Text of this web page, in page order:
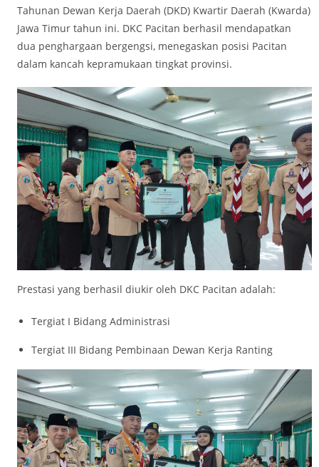
Tahunan Dewan Kerja Daerah (DKD) Kwartir Daerah (Kwarda)
Jawa Timur tahun ini. DKC Pacitan berhasil mendapatkan
dua penghargaan bergengsi, menegaskan posisi Pacitan
dalam kancah kepramukaan tingkat provinsi.
Prestasi yang berhasil diukir oleh DKC Pacitan adalah:
Tergiat I Bidang Administrasi
Tergiat III Bidang Pembinaan Dewan Kerja Ranting